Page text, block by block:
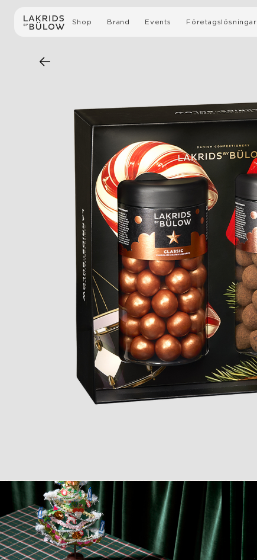
Shop
Slow Crafted Lakrits
Gåvor
Lakrits
Limited editions
Brand
Medier
Events Företagslösningar